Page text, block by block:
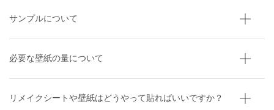
サンプルについて
必要な壁紙の量について
リメイクシートや壁紙はどうやって貼ればいいですか？